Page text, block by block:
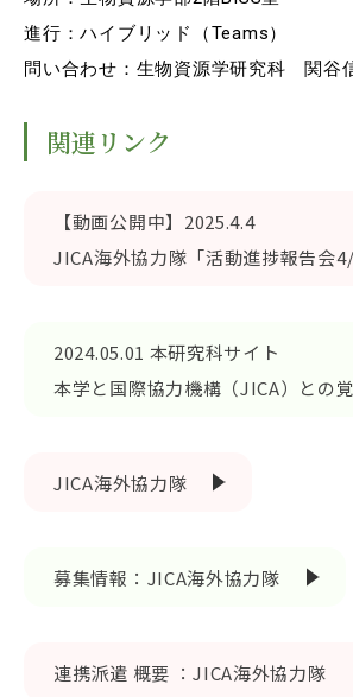
進行：ハイブリッド（Teams）
問い合わせ：生物資源学研究科 関谷
関連リンク
【動画公開中】2025.4.4
JICA海外協力隊「活動進捗報告会
2024.05.01 本研究科サイト
本学と国際協力機構（JICA）との
JICA海外協力隊
募集情報：JICA海外協力隊
連携派遣 概要 ：JICA海外協力隊